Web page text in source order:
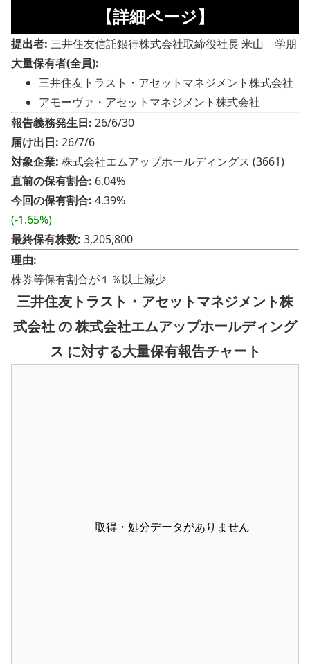
【詳細ページ】
提出者: 三井住友信託銀行株式会社取締役社長 米山 学朋
大量保有者(全員):
三井住友トラスト・アセットマネジメント株式会社
アモーヴァ・アセットマネジメント株式会社
報告義務発生日: 26/6/30
届け出日: 26/7/6
対象企業: 株式会社エムアップホールディングス (3661)
直前の保有割合: 6.04%
今回の保有割合: 4.39%
(-1.65%)
最終保有株数: 3,205,800
理由:
株券等保有割合が１％以上減少
三井住友トラスト・アセットマネジメント株
式会社 の 株式会社エムアップホールディング
ス に対する大量保有報告チャート
取得・処分データがありません